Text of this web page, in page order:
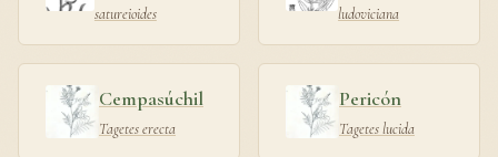
satureioides
ludoviciana
Cempasúchil
Tagetes erecta
Pericón
Tagetes lucida